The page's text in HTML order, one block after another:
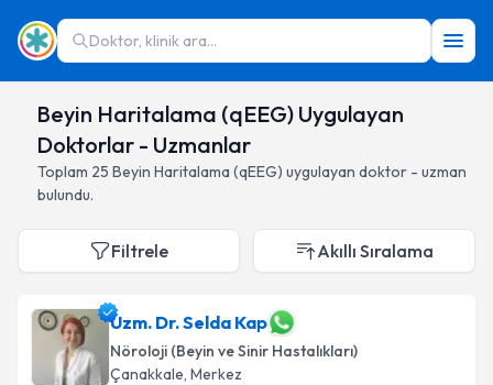
Doktor, klinik ara...
Beyin Haritalama (qEEG) Uygulayan
Doktorlar - Uzmanlar
Toplam 25 Beyin Haritalama (qEEG) uygulayan doktor - uzman
bulundu.
Filtrele Akıllı Sıralama
Uzm. Dr. Selda Kap
Nöroloji (Beyin ve Sinir Hastalıkları)
Çanakkale, Merkez